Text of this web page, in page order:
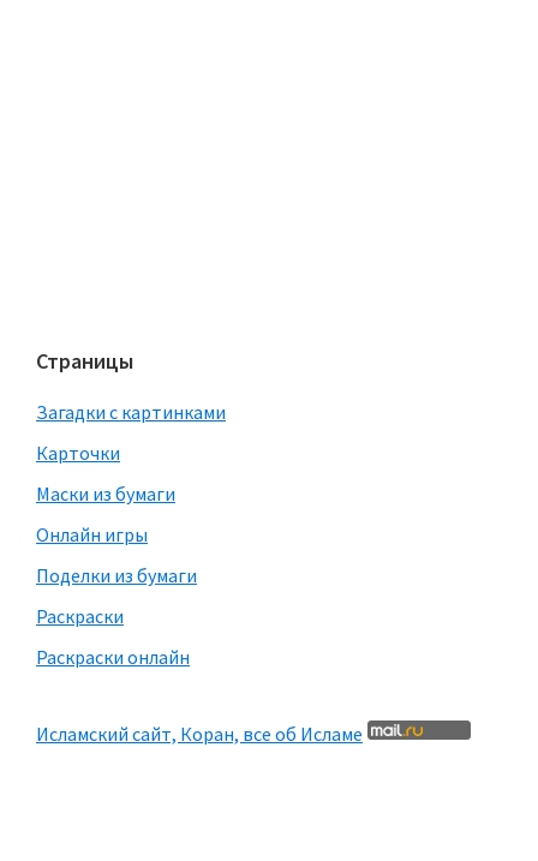
Страницы
Загадки с картинками
Карточки
Маски из бумаги
Онлайн игры
Поделки из бумаги
Раскраски
Раскраски онлайн
Исламский сайт, Коран, все об Исламе